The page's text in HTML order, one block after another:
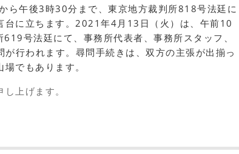
午後3時30分まで、東京地方裁判所818号法廷に
台に立ちます。2021年4月13日（火）は、午前10
号法廷にて、事務所代表者、事務所スタッフ、
行われます。尋問手続きは、双方の主張が出揃っ
でもあります。
上げます。